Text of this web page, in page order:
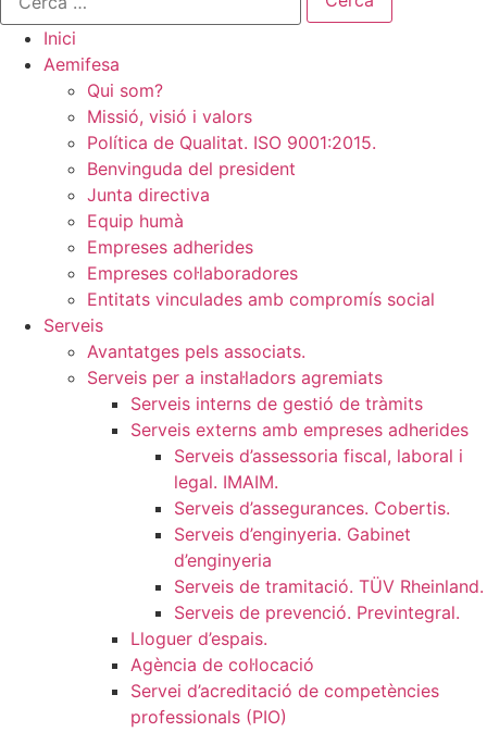
Inici
Aemifesa
Qui som?
Missió, visió i valors
Política de Qualitat. ISO 9001:2015.
Benvinguda del president
Junta directiva
Equip humà
Empreses adherides
Empreses col·laboradores
Entitats vinculades amb compromís social
Serveis
Avantatges pels associats.
Serveis per a instal·ladors agremiats
Serveis interns de gestió de tràmits
Serveis externs amb empreses adherides
Serveis d’assessoria fiscal, laboral i
legal. IMAIM.
Serveis d’assegurances. Cobertis.
Serveis d’enginyeria. Gabinet
d’enginyeria
Serveis de tramitació. TÜV Rheinland.
Serveis de prevenció. Previntegral.
Lloguer d’espais.
Agència de col·locació
Servei d’acreditació de competències
professionals (PIO)